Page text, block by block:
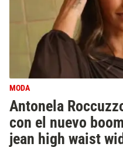
MODA
Antonela
con el nuevo
jean high waist